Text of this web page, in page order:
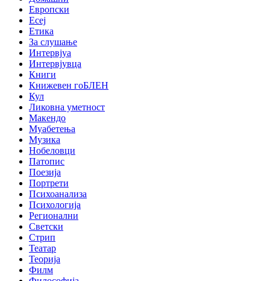
Европски
Есеј
Етика
За слушање
Интервјуа
Интервјувца
Книги
Книжевен гоБЛЕН
Кул
Ликовна уметност
Макендо
Муабетења
Музика
Нобеловци
Патопис
Поезија
Портрети
Психоанализа
Психологија
Регионални
Светски
Стрип
Театар
Теорија
Филм